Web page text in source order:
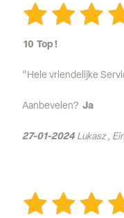
10 Top !
“Hele vriendelijke
Aanbevelen? Ja
27-01-2024 Lukasz ,